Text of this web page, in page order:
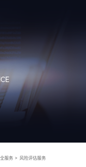
服务 > 风险评估服务